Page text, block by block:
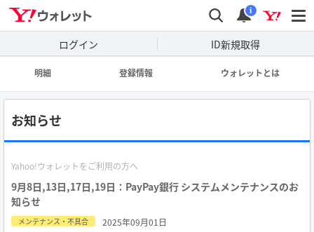
検索 通知
i
ログイン ID新規取得
明細 登録情報 ウォレットとは
お知らせ
Yahoo!ウォレットをご利用の方へ
9月8日,13日,17日,19日：PayPay銀行 システムメンテナンスのお
知らせ
メンテナンス・不具合 2025年09月01日